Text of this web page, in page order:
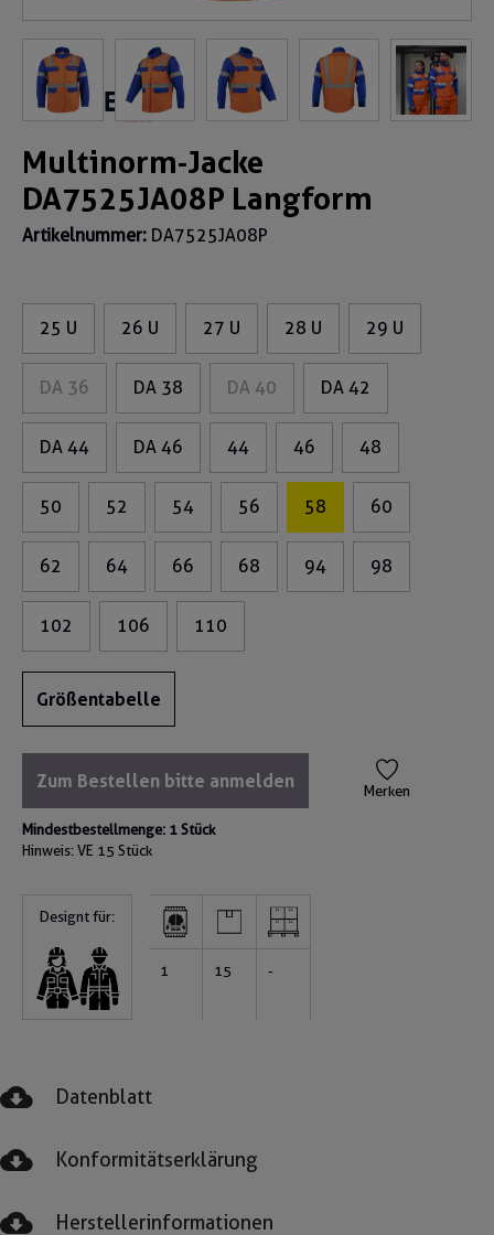
Multinorm-Jacke
DA7525JA08P Langform
Artikelnummer: DA7525JA08P
25 U 26 U 27 U 28 U 29 U
DA 36 DA 38 DA 40 DA 42
DA 44 DA 46 44 46 48
50 52 54 56 58 60
62 64 66 68 94 98
102 106 110
Größentabelle
Zum Bestellen bitte anmelden Merken
Mindestbestellmenge: 1 Stück
Hinweis: VE 15 Stück
Designt für:
1 15 -
Datenblatt
Konformitätserklärung
Herstellerinformationen